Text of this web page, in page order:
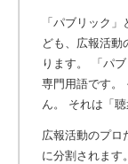
「パブリック
ども、広報活動
ります。
「パ
専門用語です。
ん。 それは「聴
広報活動のプロ
に分割されます。